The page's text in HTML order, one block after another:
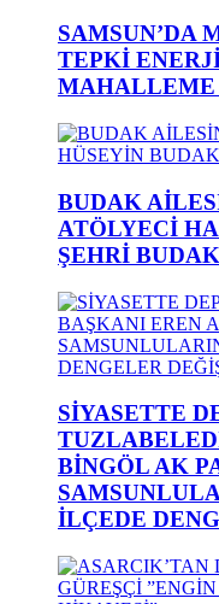
SAMSUN’DA
TEPKİ
MAHALLEME
BUDAK
ATÖLYECİ
ŞEHRİ
SİYASETTE
BİNGÖL AK
İLÇEDE